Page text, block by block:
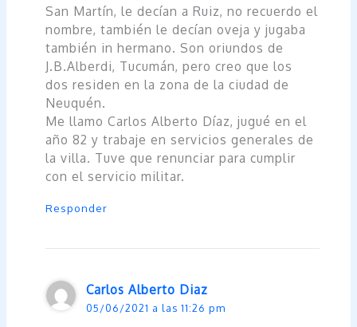
San Martín, le decían a Ruiz, no recuerdo el
nombre, también le decían oveja y jugaba
también in hermano. Son oriundos de
J.B.Alberdi, Tucumán, pero creo que los
dos residen en la zona de la ciudad de
Neuquén.
Me llamo Carlos Alberto Díaz, jugué en el
año 82 y trabaje en servicios generales de
la villa. Tuve que renunciar para cumplir
con el servicio militar.
Responder
Carlos Alberto Diaz
05/06/2021 a las 11:26 pm